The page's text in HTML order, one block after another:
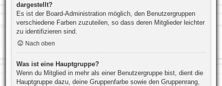
dargestellt?
Es ist der Board-Administration möglich, den Benutzergruppen
verschiedene Farben zuzuteilen, so dass deren Mitglieder leichter
zu identifizieren sind.
Nach oben
Was ist eine Hauptgruppe?
Wenn du Mitglied in mehr als einer Benutzergruppe bist, dient die
Hauptgruppe dazu, deine Gruppenfarbe sowie den Gruppenrang,